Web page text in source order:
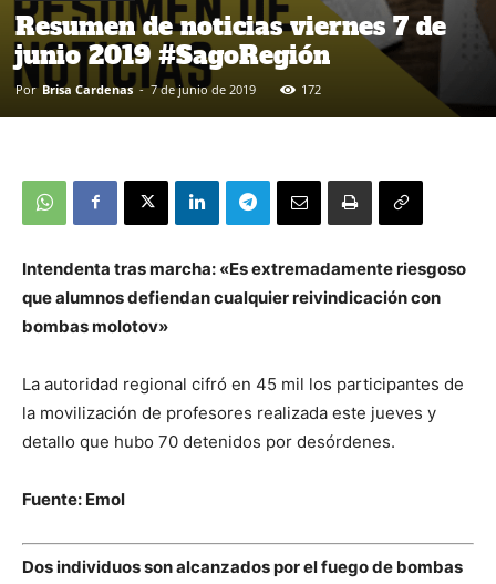
Resumen de noticias viernes 7 de
junio 2019 #SagoRegión
Por Brisa Cardenas - 7 de junio de 2019 172
Intendenta tras marcha: «Es extremadamente riesgoso
que alumnos defiendan cualquier reivindicación con
bombas molotov»
La autoridad regional cifró en 45 mil los participantes de
la movilización de profesores realizada este jueves y
detallo que hubo 70 detenidos por desórdenes.
Fuente: Emol
Dos individuos son alcanzados por el fuego de bombas